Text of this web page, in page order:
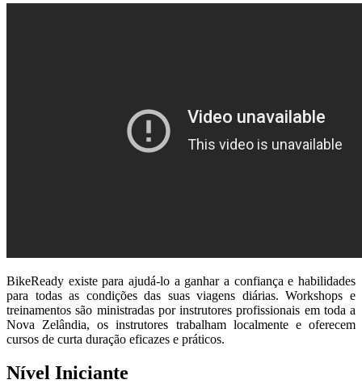
BikeReady existe para ajudá-lo a ganhar a confiança e habilidades
para todas as condições das suas viagens diárias. Workshops e
treinamentos são ministradas por instrutores profissionais em toda a
Nova Zelândia, os instrutores trabalham localmente e oferecem
cursos de curta duração eficazes e práticos.
Nível Iniciante